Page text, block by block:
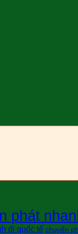
phát
đi quốc tế chuyển